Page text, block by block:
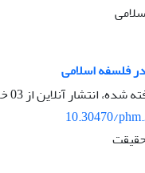
فلسفه اسلامی
شده، انتشار آنلاین از03 خرداد 1405
10.30470/